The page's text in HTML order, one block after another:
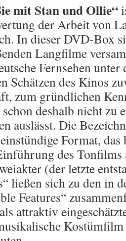
mit Stan und Ollie“
der Arbeit von
In dieser DVD-Box
Langfilme
Fernsehen unter
Schätzen des Kinos
zum gründlichen
deshalb nicht zu
auslässt. Die
Format,
des
(der letzte
ließen sich zu den in
Features“
attraktiv